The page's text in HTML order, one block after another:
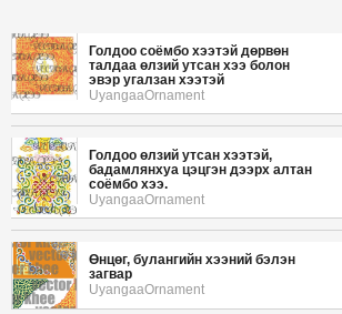
Голдоо соёмбо хээтэй дөрвөн
талдаа өлзий утсан хээ болон
эвэр угалзан хээтэй
UyangaaOrnament
Голдоо өлзий утсан хээтэй,
бадамлянхуа цэцгэн дээрх алтан
соёмбо хээ.
UyangaaOrnament
Өнцөг, булангийн хээний бэлэн
загвар
UyangaaOrnament